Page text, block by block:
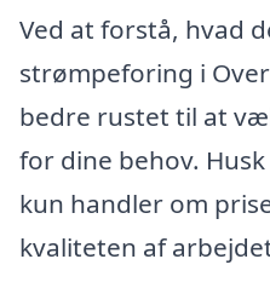
Ved at forstå, hvad
strømpeforing i
bedre rustet til at
for dine behov.
kun handler om
kvaliteten af